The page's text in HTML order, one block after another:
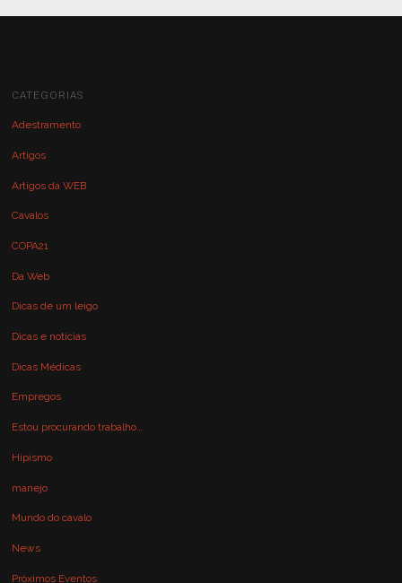
CATEGORIAS
Adestramento
Artigos
Artigos da WEB
Cavalos
COPA21
Da Web
Dicas de um leigo
Dicas e notícias
Dicas Médicas
Empregos
Estou procurando trabalho…
Hipismo
manejo
Mundo do cavalo
News
Próximos Eventos